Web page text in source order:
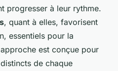
progresser à leur rythme.
, quant à elles, favorisent
essentiels pour la
est conçue pour
de chaque